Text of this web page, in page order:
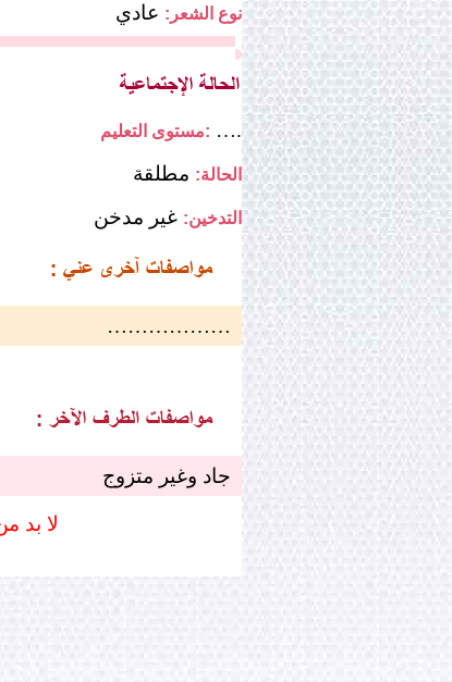
نوع الشعر: عادي
مستوى التعليم: ….
الحالة: مطلقة
التدخين: غير مدخن
………………
جاد وغير متزوج
لا بد